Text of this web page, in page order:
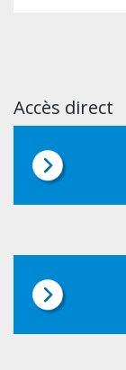
Accès direct